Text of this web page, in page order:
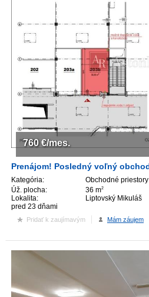
Kategória:
Obchodné priestory
Úž. plocha:
36 m2
Lokalita:
Liptovský Mikuláš
pred 23 dňami
760 €/mes.
Pridať k zaujímavým Mám záujem